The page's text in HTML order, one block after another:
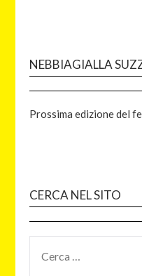
NEBBIAGIALLA
Prossima edizione del
CERCA NEL SITO